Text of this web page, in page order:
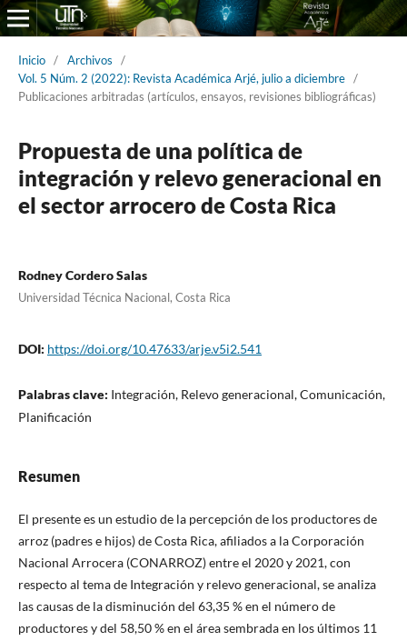
Inicio / Archivos
/
Vol. 5 Núm. 2 (2022): Revista Académica Arjé, julio a diciembre /
Publicaciones arbitradas (artículos, ensayos, revisiones bibliográficas)
Propuesta de una política de
integración y relevo generacional en
el sector arrocero de Costa Rica
Rodney Cordero Salas
Universidad Técnica Nacional, Costa Rica
DOI: https://doi.org/10.47633/arje.v5i2.541
Palabras clave: Integración, Relevo generacional, Comunicación,
Planificación
Resumen
El presente es un estudio de la percepción de los productores de
arroz (padres e hijos) de Costa Rica, afiliados a la Corporación
Nacional Arrocera (CONARROZ) entre el 2020 y 2021, con
respecto al tema de Integración y relevo generacional, se analiza
las causas de la disminución del 63,35 % en el número de
productores y del 58,50 % en el área sembrada en los últimos 11